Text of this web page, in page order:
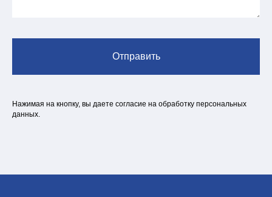
Отправить
Нажимая на кнопку, вы даете согласие на обработку персональных
данных.